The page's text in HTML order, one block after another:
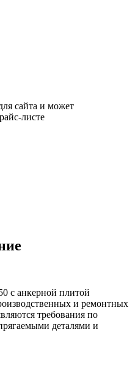
сайта и может
листе
с анкерной плитой
и ремонтных
требования по
деталями и